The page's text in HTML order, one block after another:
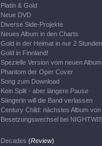
Platin & Gold
Neue DVD
Diverse Side-Projekte
Neues Album in den Charts
Gold in der Heimat in nur 2 Stunden
Gold in Finnland!
Spezielle Version vom neuen Album
Phantom der Oper Cover
Song zum Download
Kein Split - aber längere Pause
Sängerin will die Band verlassen
Century Child: nächstes Album
Besetzungswechsel bei
Decades (Review)